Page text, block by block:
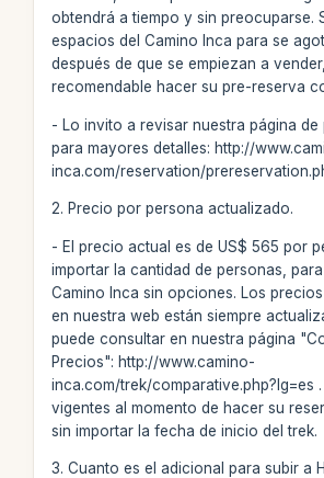
obtendrá a tiempo y sin preocuparse.
espacios del Camino Inca para se
después de que se empiezan a
recomendable hacer su pre-reserva
- Lo invito a revisar nuestra página de
para mayores detalles: http://
inca.com/reservation/
2. Precio por persona actualizado.
- El precio actual es de US$ 565 por
importar la cantidad de personas,
Camino Inca sin opciones. Los
en nuestra web están siempre
puede consultar en nuestra página
Precios": http://www.camino-
inca.com/trek/comparative.php?lg=es
vigentes al momento de hacer su
sin importar la fecha de inicio del trek.
3. Cuanto es el adicional para subir a